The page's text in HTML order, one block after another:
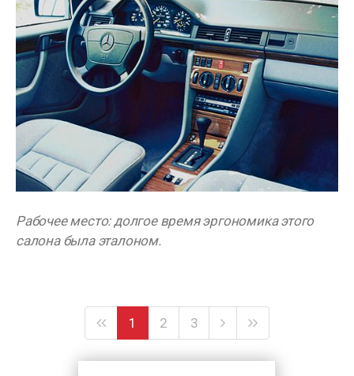
Рабочее место: долгое время эргономика этого
салона была эталоном.
1 2 3